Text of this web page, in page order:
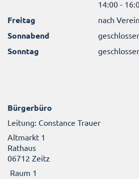
14:00 -
Freitag nach
Sonnabend
Sonntag
Bürgerbüro
Leitung: Constance Trauer
Altmarkt 1
Rathaus
06712 Zeitz
Raum 1